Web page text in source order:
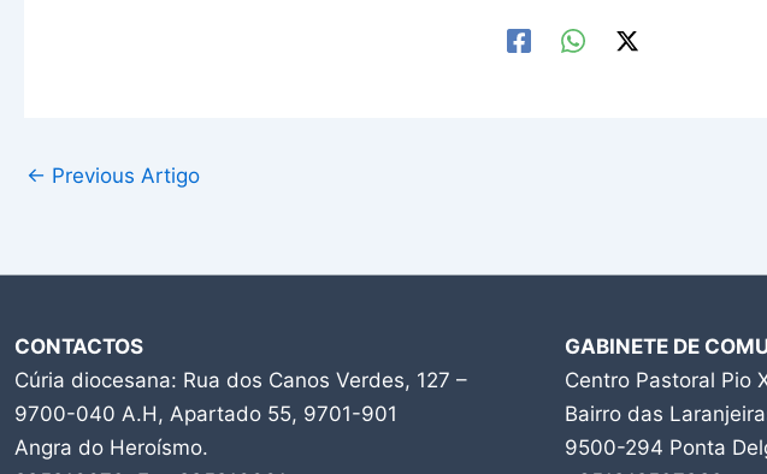
← Previous Artigo
CONTACTOS
Cúria diocesana: Rua dos Canos Verdes, 127 –
9700-040 A.H, Apartado 55, 9701-901
Angra do Heroísmo.
GABINETE DE
Centro Pastoral Pio
Bairro das
9500-294 Ponta